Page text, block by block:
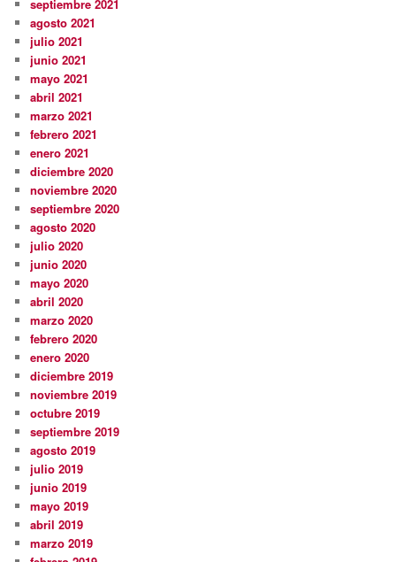
septiembre 2021
agosto 2021
julio 2021
junio 2021
mayo 2021
abril 2021
marzo 2021
febrero 2021
enero 2021
diciembre 2020
noviembre 2020
septiembre 2020
agosto 2020
julio 2020
junio 2020
mayo 2020
abril 2020
marzo 2020
febrero 2020
enero 2020
diciembre 2019
noviembre 2019
octubre 2019
septiembre 2019
agosto 2019
julio 2019
junio 2019
mayo 2019
abril 2019
marzo 2019